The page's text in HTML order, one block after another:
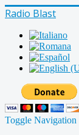
Radio Blast
Toggle Navigation